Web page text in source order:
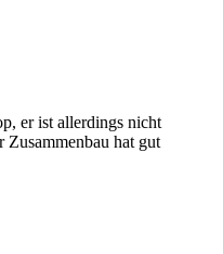
er ist allerdings nicht
Zusammenbau hat gut